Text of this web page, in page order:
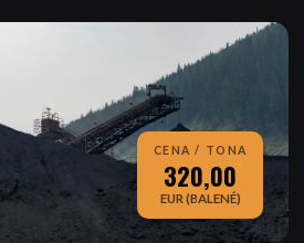
CENA / TONA
320,00
EUR (BALENÉ)